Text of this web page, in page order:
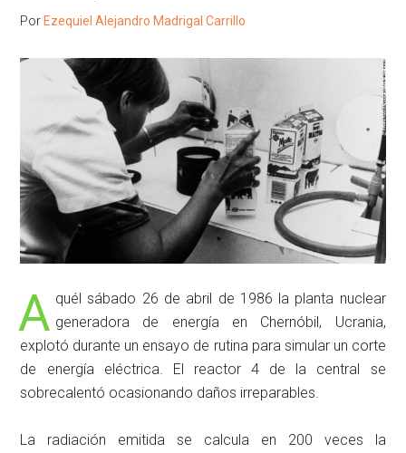
Por Ezequiel Alejandro Madrigal Carrillo
A quél sábado 26 de abril de 1986 la planta nuclear
generadora de energía en Chernóbil, Ucrania,
explotó durante un ensayo de rutina para simular un corte
de energía eléctrica. El reactor 4 de la central se
sobrecalentó ocasionando daños irreparables.
La radiación emitida se calcula en 200 veces la